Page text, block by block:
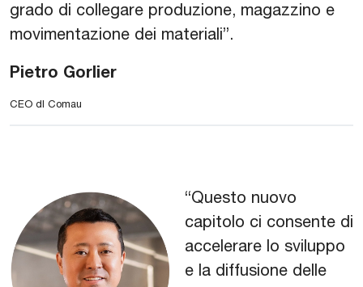
grado di collegare produzione, magazzino e
movimentazione dei materiali”.
Pietro Gorlier
CEO dI Comau
“Questo nuovo
capitolo ci consente di
accelerare lo sviluppo
e la diffusione delle